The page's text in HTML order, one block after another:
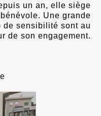
un an, elle siège
Une grande
de sensibilité sont au
de son engagement.